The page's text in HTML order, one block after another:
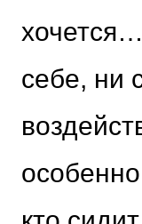
себе, ни